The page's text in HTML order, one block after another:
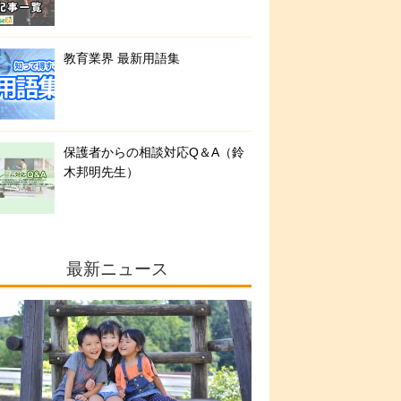
教育業界 最新用語集
保護者からの相談対応Q＆A（鈴
木邦明先生）
最新ニュース